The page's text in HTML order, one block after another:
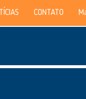
CONTATO